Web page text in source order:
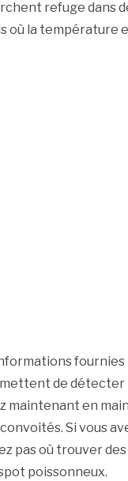
refuge dans
où la température
de détecter
maintenant en
Si vous
pas où trouver
poissonneux.